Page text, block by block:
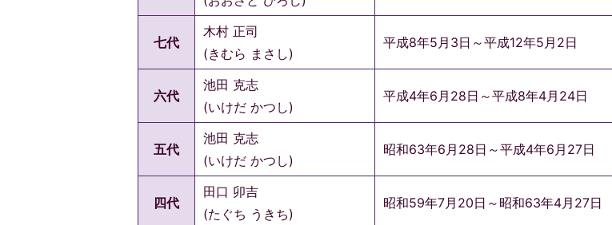
七代
木村 正司
(きむら まさし)
平成8年5月3日～平成12年5月2日
六代
池田 克志
(いけだ かつし)
平成4年6月28日～平成8年4月24日
五代
池田 克志
(いけだ かつし)
昭和63年6月28日～平成4年6月27日
四代
田口 卯吉
(たぐち うきち)
昭和59年7月20日～昭和63年4月27日